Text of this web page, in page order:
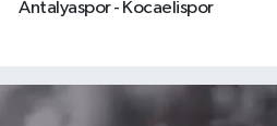
Antalyaspor - Kocaelispor